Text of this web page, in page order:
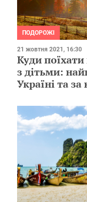
ПОДОРОЖІ
21 жовтня 2021, 16:30
Куди поїхати
з дітьми:
Україні та